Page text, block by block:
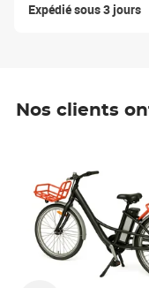
Expédié sous 3 jours
Nos clients